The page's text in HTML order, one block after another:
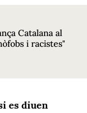
Catalana al
i racistes"
es diuen